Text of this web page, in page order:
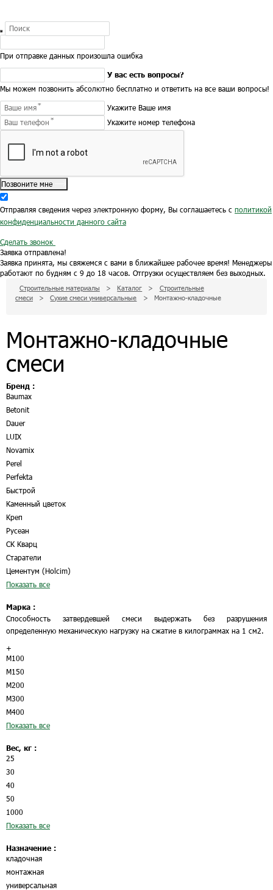
При отправке данных произошла ошибка
У вас есть вопросы?
Мы можем позвонить абсолютно бесплатно и ответить на все ваши вопросы!
Укажите Ваше имя
Укажите номер телефона
Позвоните мне
Отправляя сведения через электронную форму, Вы соглашаетесь с политикой
конфиденциальности данного сайта
Сделать звонок
Заявка отправлена!
Заявка принята, мы свяжемся с вами в ближайшее рабочее время! Менеджеры
работают по будням с 9 до 18 часов. Отгрузки осуществляем без выходных.
Строительные материалы > Каталог >
Строительные
смеси
> Сухие смеси универсальные > Монтажно-кладочные
Монтажно-кладочные
смеси
Бренд :
Baumax
Betonit
Dauer
LUIX
Novamix
Perel
Perfekta
Быстрой
Каменный цветок
Креп
Русеан
СК Кварц
Старатели
Цементум (Holcim)
Показать все
Марка :
Способность затвердевшей смеси выдержать без разрушения
определенную механическую нагрузку на сжатие в килограммах на 1 см2.
+
М100
М150
М200
М300
М400
Показать все
Вес, кг :
25
30
40
50
1000
Показать все
Назначение :
кладочная
монтажная
универсальная